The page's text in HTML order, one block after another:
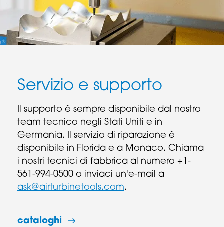
Servizio e supporto
Il supporto è sempre disponibile dal nostro
team tecnico negli Stati Uniti e in
Germania. Il servizio di riparazione è
disponibile in Florida e a Monaco. Chiama
i nostri tecnici di fabbrica al numero +1-
561-994-0500 o inviaci un'e-mail a
ask@airturbinetools.com.
cataloghi